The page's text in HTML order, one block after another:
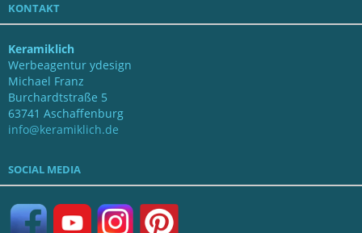
KONTAKT
Keramiklich
Werbeagentur ydesign
Michael Franz
Burchardtstraße 5
63741 Aschaffenburg
info@keramiklich.de
SOCIAL MEDIA